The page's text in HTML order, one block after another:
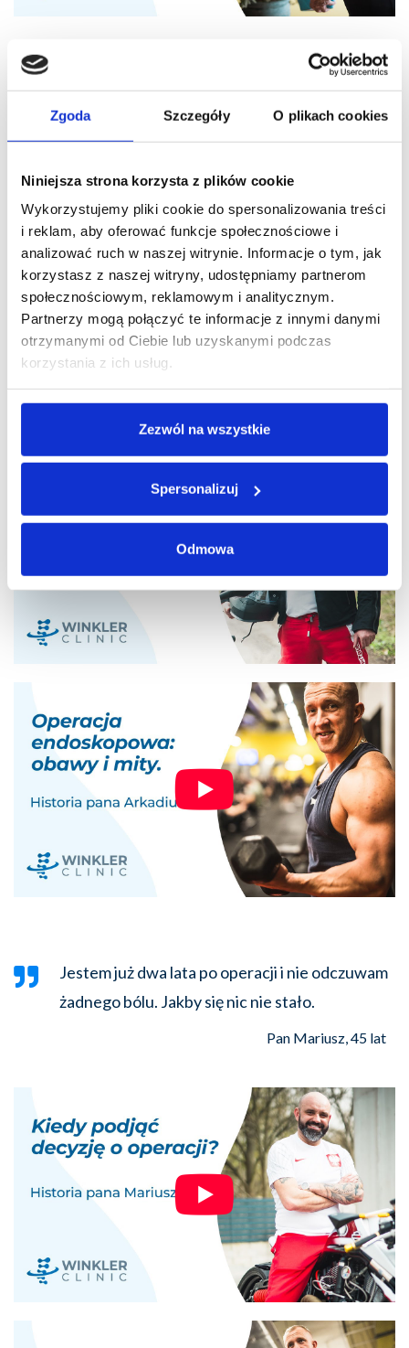
Zgoda Szczegóły O plikach cookies
Niniejsza strona korzysta z plików cookie
Wykorzystujemy pliki cookie do spersonalizowania treści
i reklam, aby oferować funkcje społecznościowe i
analizować ruch w naszej witrynie. Informacje o tym, jak
korzystasz z naszej witryny, udostępniamy partnerom
społecznościowym, reklamowym i analitycznym.
Partnerzy mogą połączyć te informacje z innymi danymi
otrzymanymi od Ciebie lub uzyskanymi podczas
korzystania z ich usług.
Zezwól na wszystkie
Spersonalizuj
Odmowa
komfort chodzenia i po prostu życia.
Jestem już dwa lata po operacji i nie odczuwam
żadnego bólu. Jakby się nic nie stało.
Pan Mariusz, 45 lat